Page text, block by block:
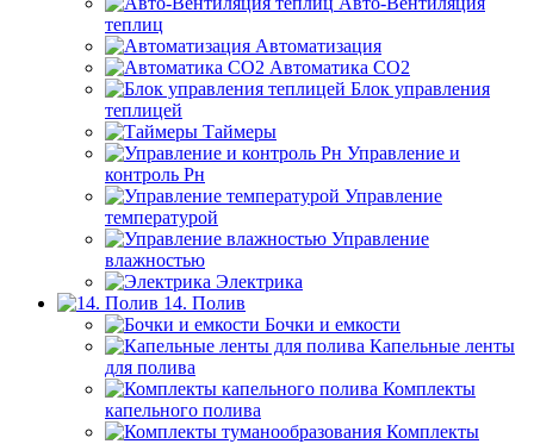
теплиц
Автоматизация
Автоматика СО2
Блок управления
теплицей
Таймеры
Управление и
контроль Рн
Управление
температурой
Управление
влажностью
Электрика
14. Полив
Бочки и емкости
Капельные ленты
для полива
Комплекты
капельного полива
Комплекты